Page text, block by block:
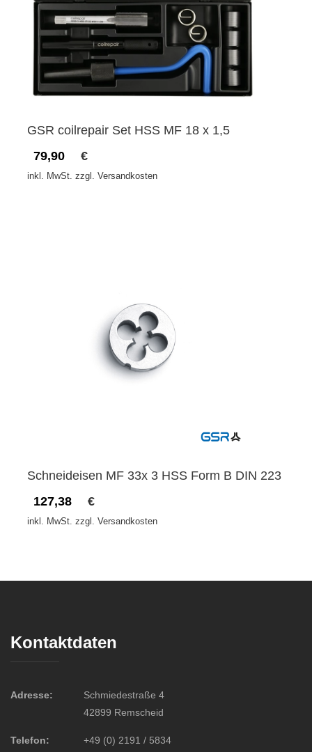
GSR coilrepair Set HSS MF 18 x 1,5
79,90
€
inkl. MwSt. zzgl. Versandkosten
Schneideisen MF 33x 3 HSS Form B DIN 223
127,38
€
inkl. MwSt. zzgl. Versandkosten
Kontaktdaten
Adresse:
Schmiedestraße 4
42899 Remscheid
Telefon:
+49 (0) 2191 / 5834